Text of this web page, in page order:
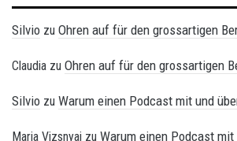
Silvio zu Ohren auf für den grossartigen
Claudia zu Ohren auf für den grossartigen
Silvio zu Warum einen Podcast mit und
Maria Vizsnyai zu Warum einen Podcast mit